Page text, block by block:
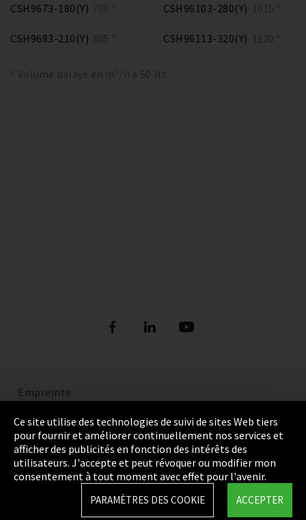
CSH9673-180(Y) 700 *
CSH9683-210(Y) 805 *
CSH96103-280(Y) 1015 *
CSH96113-320(Y) 1120 *
* Volume balayé en m³/h à 50 Hz
Empreinte
Politique de confidentialité
Cookie Settings
Termes et Conditions
Ce site utilise des technologies de suivi de sites Web tiers
pour fournir et améliorer continuellement nos services et
afficher des publicités en fonction des intérêts des
utilisateurs. J'accepte et peut révoquer ou modifier mon
consentement à tout moment avec effet pour l'avenir.
ACCEPTER
PARAMÈTRES DES COOKIE